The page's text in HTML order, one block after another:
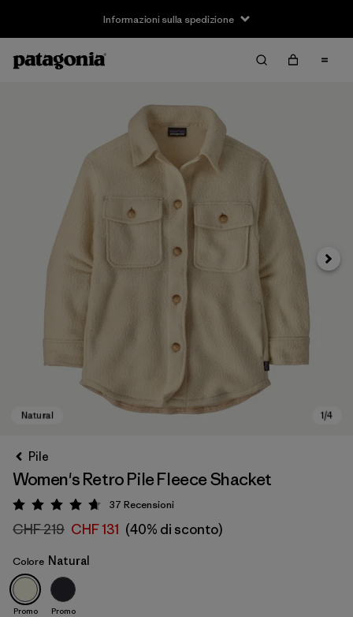
Informazioni sulla spedizione
Natural
Avanti
Pile
Women's Retro Pile Fleece Shacket
Valutazione: 4.7 / 5
37 Recensioni
CHF 219 CHF 131 (40% di sconto)
Colore Natural
Promo Promo